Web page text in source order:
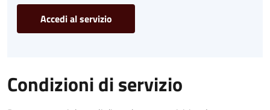
Accedi al servizio
Condizioni di servizio